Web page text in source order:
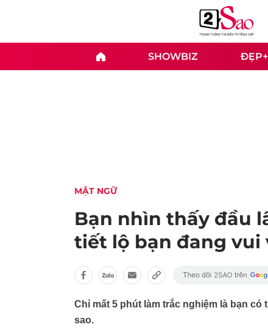
SHOWBIZ ĐẸP+
MẬT NGỮ
Bạn nhìn thấy đầu
tiết lộ bạn đang vui
Chỉ mất 5 phút làm trắc nghiệm là bạn
sao.